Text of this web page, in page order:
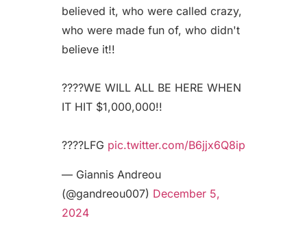
believed it, who were called crazy,
who were made fun of, who didn't
believe it!!
????WE WILL ALL BE HERE WHEN
IT HIT $1,000,000!!
????LFG pic.twitter.com/B6jjx6Q8ip
— Giannis Andreou
(@gandreou007) December 5,
2024